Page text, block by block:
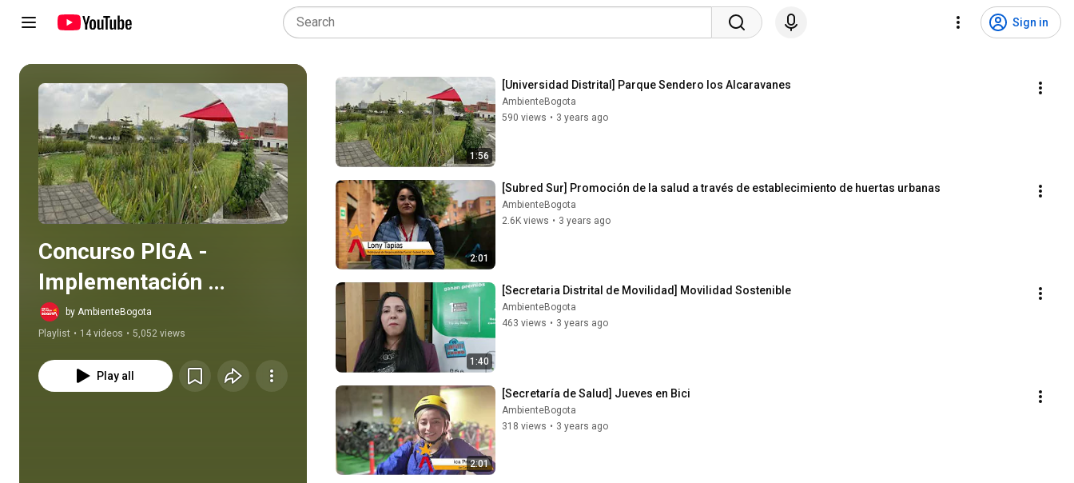
Sign in
Play all
Concurso PIGA -
Implementación
prácticas sostenibles
by AmbienteBogota
Playlist • 14 videos • 5,052 views
Play all
1:56
[Universidad Distrital] Parque Sendero los Alcaravanes
AmbienteBogota
590 views • 3 years ago
2:01
[Subred Sur] Promoción de la salud a través de establecimiento de huertas urbanas
AmbienteBogota
2.6K views • 3 years ago
1:40
[Secretaria Distrital de Movilidad] Movilidad Sostenible
AmbienteBogota
463 views • 3 years ago
2:01
[Secretaría de Salud] Jueves en Bici
AmbienteBogota
318 views • 3 years ago